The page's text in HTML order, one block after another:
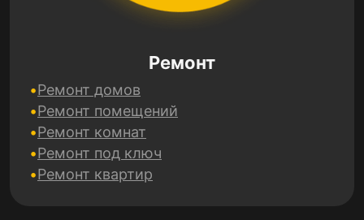
Ремонт
Ремонт домов
Ремонт помещений
Ремонт комнат
Ремонт под ключ
Ремонт квартир